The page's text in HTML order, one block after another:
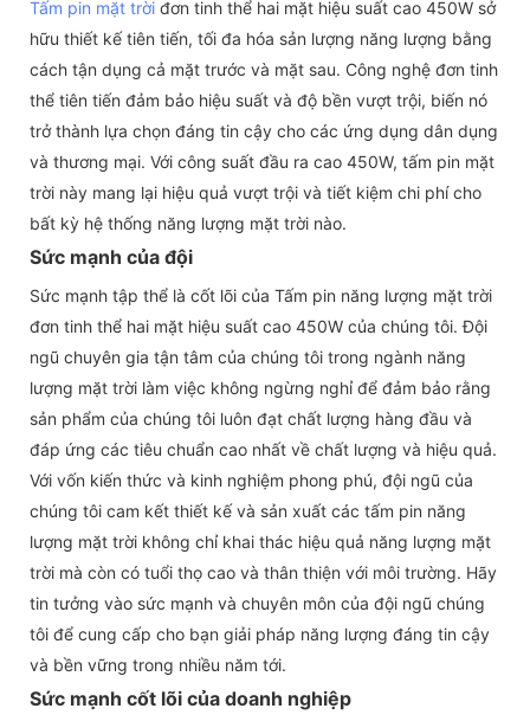
Tấm pin mặt trời đơn tinh thể hai mặt hiệu suất cao 450W sở
hữu thiết kế tiên tiến, tối đa hóa sản lượng năng lượng bằng
cách tận dụng cả mặt trước và mặt sau. Công nghệ đơn tinh
thể tiên tiến đảm bảo hiệu suất và độ bền vượt trội, biến nó
trở thành lựa chọn đáng tin cậy cho các ứng dụng dân dụng
và thương mại. Với công suất đầu ra cao 450W, tấm pin mặt
trời này mang lại hiệu quả vượt trội và tiết kiệm chi phí cho
bất kỳ hệ thống năng lượng mặt trời nào.
Sức mạnh của đội
Sức mạnh tập thể là cốt lõi của Tấm pin năng lượng mặt trời
đơn tinh thể hai mặt hiệu suất cao 450W của chúng tôi. Đội
ngũ chuyên gia tận tâm của chúng tôi trong ngành năng
lượng mặt trời làm việc không ngừng nghỉ để đảm bảo rằng
sản phẩm của chúng tôi luôn đạt chất lượng hàng đầu và
đáp ứng các tiêu chuẩn cao nhất về chất lượng và hiệu quả.
Với vốn kiến ​​thức và kinh nghiệm phong phú, đội ngũ của
chúng tôi cam kết thiết kế và sản xuất các tấm pin năng
lượng mặt trời không chỉ khai thác hiệu quả năng lượng mặt
trời mà còn có tuổi thọ cao và thân thiện với môi trường. Hãy
tin tưởng vào sức mạnh và chuyên môn của đội ngũ chúng
tôi để cung cấp cho bạn giải pháp năng lượng đáng tin cậy
và bền vững trong nhiều năm tới.
Sức mạnh cốt lõi của doanh nghiệp